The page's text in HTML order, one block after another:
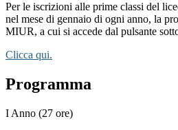
Per le iscrizioni alle prime classi del
nel mese di gennaio di ogni anno, la
MIUR, a cui si accede dal pulsante
Clicca qui.
Programma
I Anno (27 ore)